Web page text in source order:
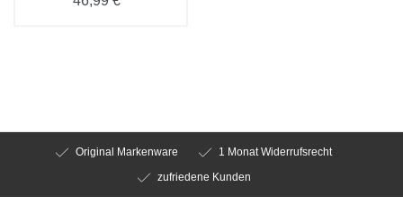
Original Markenware
1 Monat Widerrufsrecht
zufriedene Kunden